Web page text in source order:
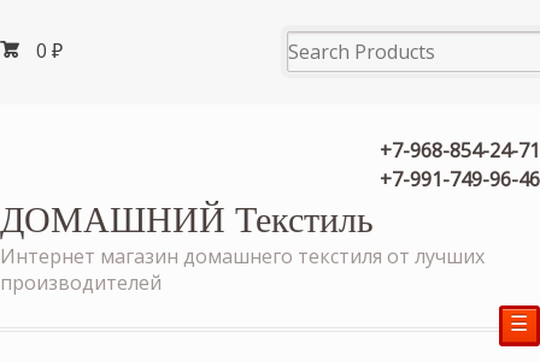
0 ₽
+7-968-854-24-71
+7-991-749-96-46
ДОМАШНИЙ Текстиль
Интернет магазин домашнего текстиля от лучших
производителей
☰